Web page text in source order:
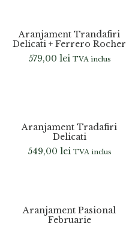
Aranjament Trandafiri
Delicati + Ferrero Rocher
579,00 lei TVA inclus
Aranjament Tradafiri
Delicati
549,00 lei TVA inclus
Aranjament Pasional
Februarie